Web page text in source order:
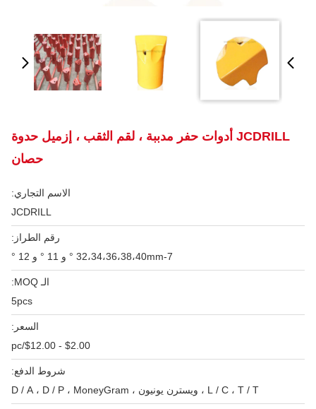
JCDRILL أدوات حفر مدببة ، لقم الثقب ، إزميل حدوة
حصان
الاسم التجاري:
JCDRILL
رقم الطراز:
32،34،36،38،40mm-7 ° و 11 ° و 12 °
الـ MOQ:
5pcs
السعر:
$2.00 - $12.00/pc
شروط الدفع:
L / C ، T / T ، ويسترن يونيون ، D / A ، D / P ، MoneyGram